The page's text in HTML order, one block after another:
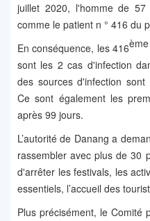
juillet 2020, l'homme de
comme le patient n ° 416 du
En conséquence, les 416ème
sont les 2 cas d'infection
des sources d'infection sont
Ce sont également les
après 99 jours.
L’autorité de Danang a
rassembler avec plus de 30
d'arrêter les festivals, les
essentiels, l’accueil des
Plus précisément, le Comité